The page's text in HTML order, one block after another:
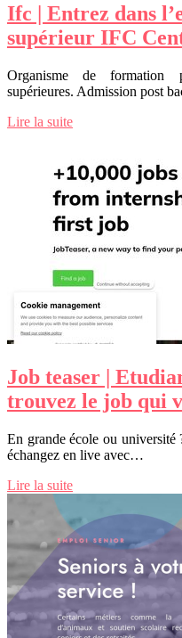
Ifc | Entrez dans
supérieur IFC
Organisme de formation
supérieures. Admission post
Lire la suite
Job teaser |
trouvez le job qui
En grande école ou université
échangez en live avec…
Lire la suite